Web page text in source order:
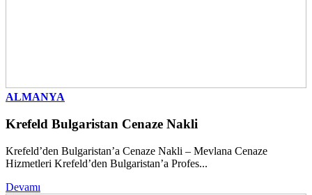
ALMANYA
Krefeld Bulgaristan Cenaze Nakli
Krefeld’den Bulgaristan’a Cenaze Nakli – Mevlana Cenaze
Hizmetleri Krefeld’den Bulgaristan’a Profes...
Devamı